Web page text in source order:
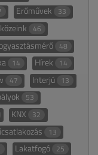
Erőművek 33
46
48
14 Hírek 14
47 Interjú 13
53
KNX 32
13
Lakatfogó 25